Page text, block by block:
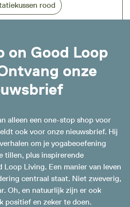
rood
on Good Loop
onze
alleen een one-stop shop voor
ook voor onze nieuwsbrief. Hij
om je yogabeoefening
tillen, plus inspirerende
Loop Living. Een manier van leven
centraal staat. Niet zweverig,
Oh, en natuurlijk zijn er ook
positief en zeker te doen.